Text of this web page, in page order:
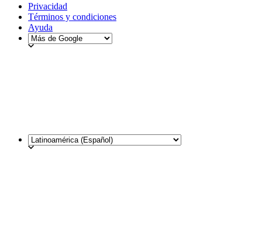
Privacidad
Términos y condiciones
Ayuda